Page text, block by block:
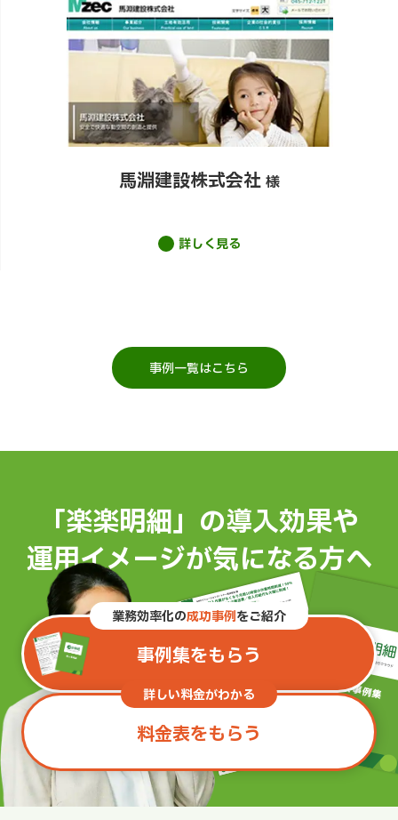
馬淵建設株式会社 様
詳しく見る
事例一覧はこちら
「楽楽明細」の導入効果や
運用イメージが気になる方へ
業務効率化の成功事例をご紹介
事例集をもらう
詳しい料金がわかる
料金表をもらう